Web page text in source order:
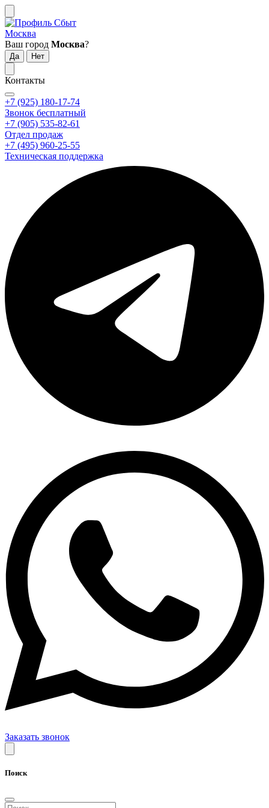
Москва
Ваш город Москва?
Контакты
+7 (925) 180-17-74
Звонок бесплатный
+7 (905) 535-82-61
Отдел продаж
+7 (495) 960-25-55
Техническая поддержка
Заказать звонок
Поиск